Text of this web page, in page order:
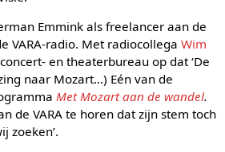
Emmink als freelancer aan de
VARA-radio. Met radiocollega Wim
en theaterbureau op dat ‘De
naar Mozart…) Eén van de
Met Mozart aan de wandel.
de VARA te horen dat zijn stem toch
zoeken’.